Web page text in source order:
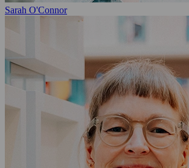
Sarah O'Connor